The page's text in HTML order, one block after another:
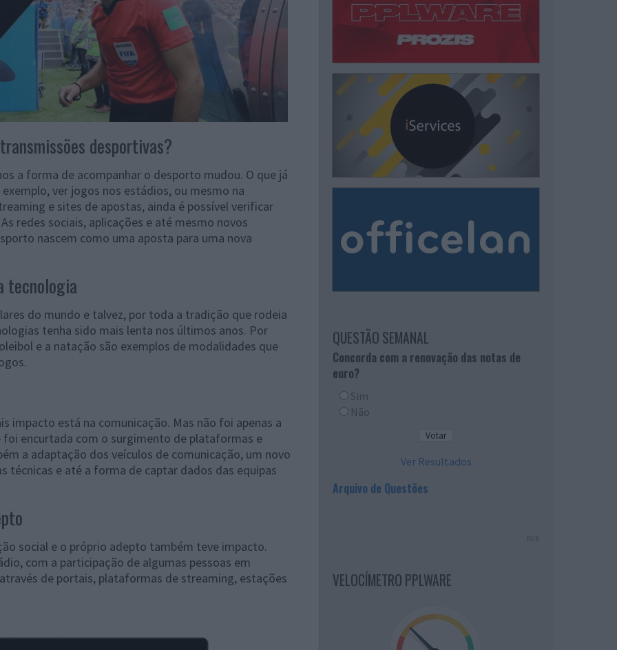
desportivas?
a forma de acompanhar o desporto mudou. O que já
ver jogos nos estádios, ou mesmo na
e sites de apostas, ainda é possível verificar
redes sociais, aplicações e até mesmo novos
nascem como uma aposta para uma nova
tecnologia
do mundo e talvez, por toda a tradição que rodeia
tenha sido mais lenta nos últimos anos. Por
e a natação são exemplos de modalidades que
impacto está na comunicação. Mas não foi apenas a
encurtada com o surgimento de plataformas e
a adaptação dos veículos de comunicação, um novo
técnicas e até a forma de captar dados das equipas
social e o próprio adepto também teve impacto.
com a participação de algumas pessoas em
de portais, plataformas de streaming, estações
QUESTÃO SEMANAL
Concorda com a renovação das notas de
euro?
Sim
Não
Ver Resultados
Arquivo de Questões
PUB
VELOCÍMETRO PPLWARE